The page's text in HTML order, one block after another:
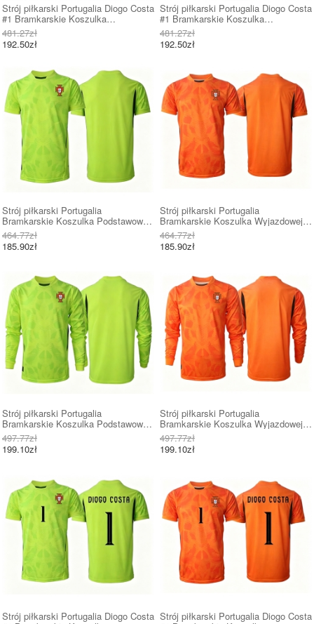
Strój piłkarski Portugalia Diogo Costa
#1 Bramkarskie Koszulka
Podstawowej dziecięce MŚ 2026
Długi Rękaw (+ Krótkie spodenki)
481.27zł
192.50zł
Strój piłkarski Portugalia Diogo Costa
#1 Bramkarskie Koszulka
Wyjazdowej dziecięce MŚ 2026
Długi Rękaw (+ Krótkie spodenki)
481.27zł
192.50zł
Strój piłkarski Portugalia
Bramkarskie Koszulka Podstawowej
MŚ 2026 Krótki Rękaw
464.77zł
185.90zł
Strój piłkarski Portugalia
Bramkarskie Koszulka Wyjazdowej
MŚ 2026 Krótki Rękaw
464.77zł
185.90zł
Strój piłkarski Portugalia
Bramkarskie Koszulka Podstawowej
MŚ 2026 Długi Rękaw
497.77zł
199.10zł
Strój piłkarski Portugalia
Bramkarskie Koszulka Wyjazdowej
MŚ 2026 Długi Rękaw
497.77zł
199.10zł
Strój piłkarski Portugalia Diogo Costa Strój piłkarski Portugalia Diogo Costa